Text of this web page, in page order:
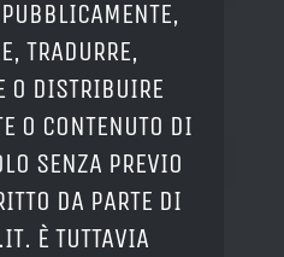
TRADURRE,
O DISTRIBUIRE
O CONTENUTO DI
SENZA PREVIO
DA PARTE DI
È TUTTAVIA